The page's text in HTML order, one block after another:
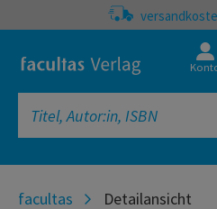
facultas Detailansicht